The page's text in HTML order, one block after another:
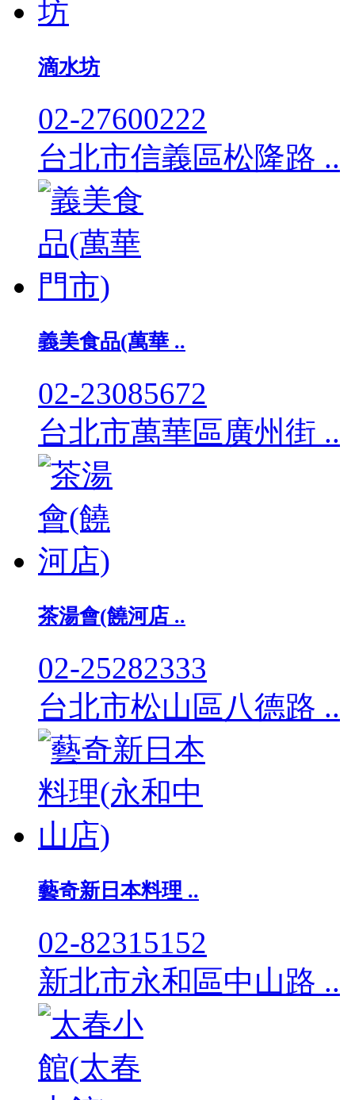
滴水坊
02-27600222
台北市信義區松隆路 ..
義美食品(萬華 ..
02-23085672
台北市萬華區廣州街 ..
茶湯會(饒河店 ..
02-25282333
台北市松山區八德路 ..
藝奇新日本料理 ..
02-82315152
新北市永和區中山路 ..